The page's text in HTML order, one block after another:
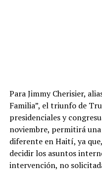
Para Jimmy Cherisier,
Familia”, el triunfo de
presidenciales y
noviembre, permitirá
diferente en Haití, ya
decidir los asuntos
intervención, no